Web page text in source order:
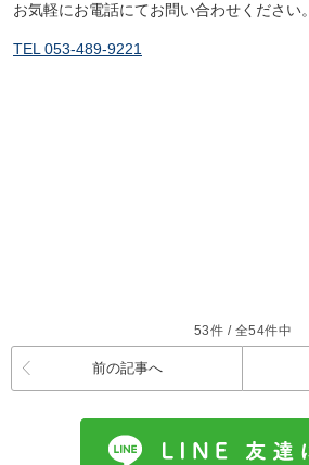
お気軽にお電話にてお問い合わせください。
TEL 053-489-9221
53件 / 全54件中
前の記事へ